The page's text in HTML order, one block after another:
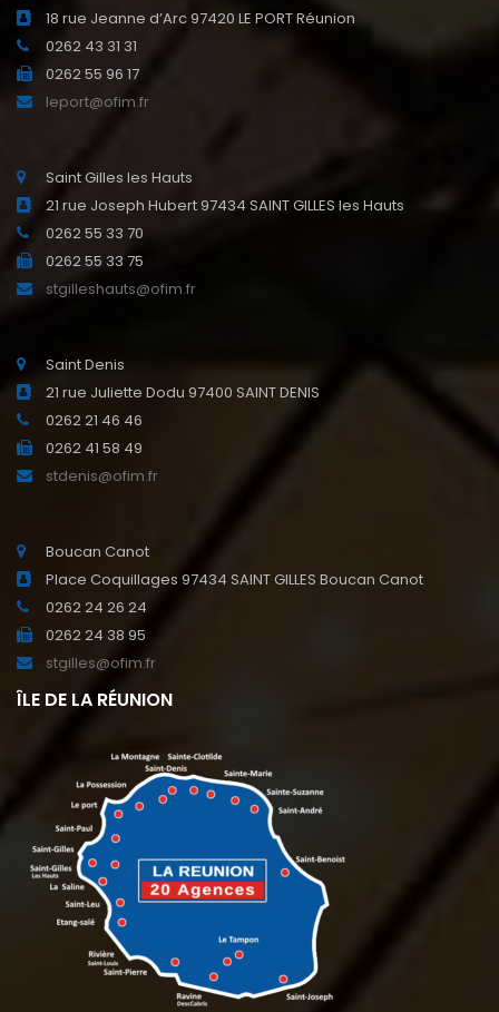
18 rue Jeanne d’Arc 97420 LE PORT Réunion
0262 43 31 31
0262 55 96 17
leport@ofim.fr
Saint Gilles les Hauts
21 rue Joseph Hubert 97434 SAINT GILLES les Hauts
0262 55 33 70
0262 55 33 75
stgilleshauts@ofim.fr
Saint Denis
21 rue Juliette Dodu 97400 SAINT DENIS
0262 21 46 46
0262 41 58 49
stdenis@ofim.fr
Boucan Canot
Place Coquillages 97434 SAINT GILLES Boucan Canot
0262 24 26 24
0262 24 38 95
stgilles@ofim.fr
ÎLE DE LA RÉUNION